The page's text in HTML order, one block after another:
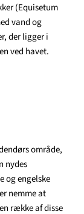
(Equisetum
vand og
der ligger i
ved havet.
område,
nydes
og engelske
nemme at
række af disse